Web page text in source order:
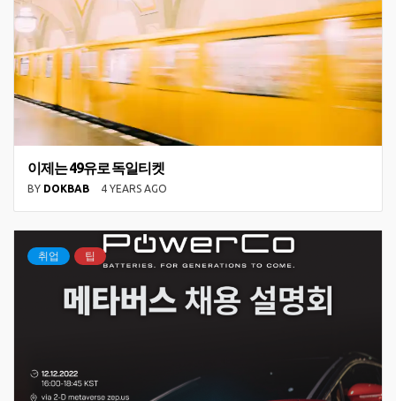
이제는 49유로 독일티켓
BY DOKBAB 4 YEARS AGO
취업 팁